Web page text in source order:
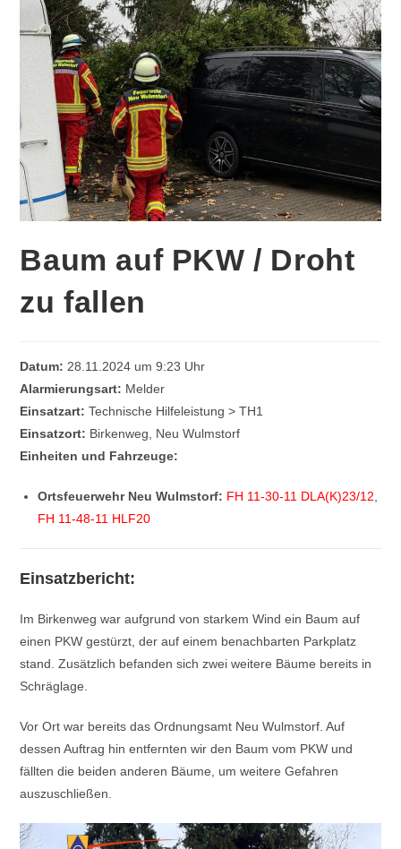
Baum auf PKW / Droht
zu fallen
Datum: 28.11.2024 um 9:23 Uhr
Alarmierungsart: Melder
Einsatzart: Technische Hilfeleistung > TH1
Einsatzort: Birkenweg, Neu Wulmstorf
Einheiten und Fahrzeuge:
Ortsfeuerwehr Neu Wulmstorf: FH 11-30-11 DLA(K)23/12
FH 11-48-11 HLF20
Einsatzbericht:
Im Birkenweg war aufgrund von starkem Wind ein Baum auf
einen PKW gestürzt, der auf einem benachbarten Parkplatz
stand. Zusätzlich befanden sich zwei weitere Bäume bereits in
Schräglage.
Vor Ort war bereits das Ordnungsamt Neu Wulmstorf. Auf
dessen Auftrag hin entfernten wir den Baum vom PKW und
fällten die beiden anderen Bäume, um weitere Gefahren
auszuschließen.